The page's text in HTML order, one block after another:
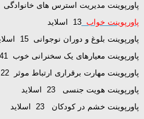
پاورپوینت مدیریت استرس های خانوادگی 25 اسلاید
پاورپوینت خواب 13 اسلاید
پاورپوینت بلوغ و دوران نوجوانی 15 اسلاید
پاورپوینت معیارهای یک سخنرانی خوب 41 اسلاید
پاورپوینت مهارت برقراری ارتباط موثر 22 اسلاید
پاورپوینت هویت جنسی 23 اسلاید
پاورپوینت خشم در كودكان 23 اسلاید